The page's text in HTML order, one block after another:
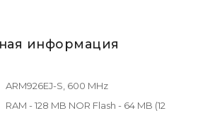
информация
ARM926EJ-S, 600 MHz
RAM - 128 MB NOR Flash - 64 MB (12